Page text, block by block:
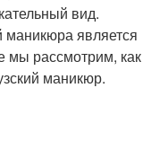
вид.
является
мы рассмотрим, как
маникюр.